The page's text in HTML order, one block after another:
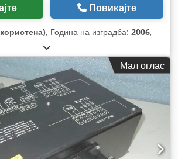
Повикајте
, Година на изградба: 2006,
Мал оглас